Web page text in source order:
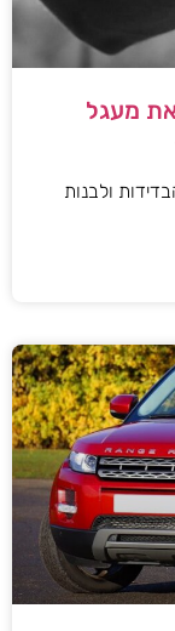
את מעגל
ולבנות